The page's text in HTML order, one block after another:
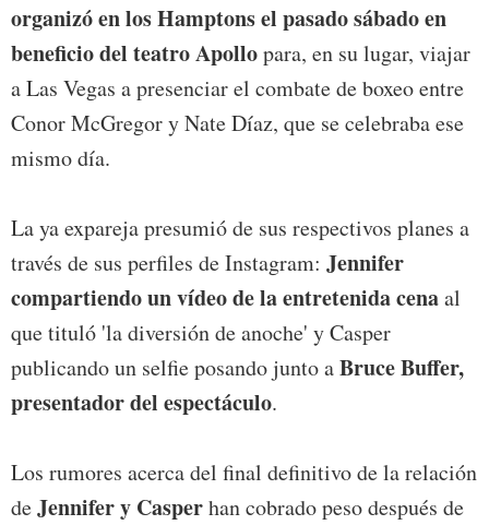
organizó en los Hamptons el pasado sábado en
beneficio del teatro Apollopara, en su lugar, viajar
a Las Vegas a presenciar el combate de boxeo entre
Conor McGregor y Nate Díaz, que se celebraba ese
mismo día.
La ya expareja presumió de sus respectivos planes a
través de sus perfiles de Instagram: Jennifer
compartiendo un vídeo de la entretenida cenaal
que tituló 'la diversión de anoche' y Casper
publicando un selfie posando junto aBruce Buffer,
presentador del espectáculo.
Los rumores acerca del final definitivo de la relación
deJennifer y Casperhan cobrado peso después de